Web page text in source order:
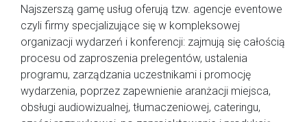
Najszerszą gamę usług oferują tzw. agencje eventowe
czyli firmy specjalizujące się w kompleksowej
organizacji wydarzeń i konferencji: zajmują się całością
procesu od zaproszenia prelegentów, ustalenia
programu, zarządzania uczestnikami i promocję
wydarzenia, poprzez zapewnienie aranżacji miejsca,
obsługi audiowizualnej, tłumaczeniowej, cateringu,